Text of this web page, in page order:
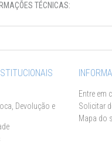
TÉCNICAS:
Devolução e
Entre em
Solicitar
Mapa do